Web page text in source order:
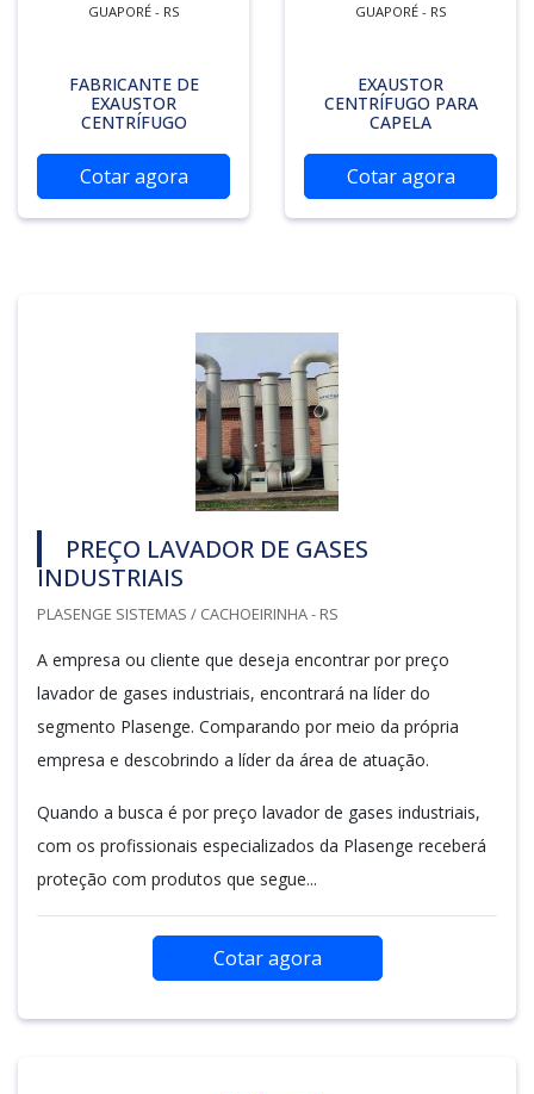
GUAPORÉ - RS
FABRICANTE DE
EXAUSTOR
CENTRÍFUGO
Cotar agora
GUAPORÉ - RS
EXAUSTOR
CENTRÍFUGO PARA
CAPELA
Cotar agora
PREÇO LAVADOR DE GASES
INDUSTRIAIS
PLASENGE SISTEMAS / CACHOEIRINHA - RS
A empresa ou cliente que deseja encontrar por preço
lavador de gases industriais, encontrará na líder do
segmento Plasenge. Comparando por meio da própria
empresa e descobrindo a líder da área de atuação.
Quando a busca é por preço lavador de gases industriais,
com os profissionais especializados da Plasenge receberá
proteção com produtos que segue...
Cotar agora